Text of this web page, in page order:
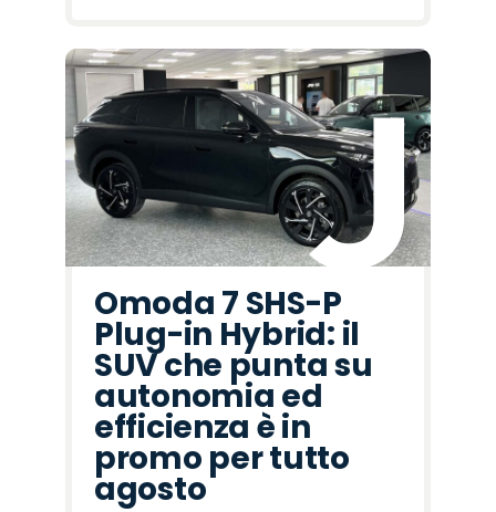
Omoda 7 SHS-P
Plug-in Hybrid: il
SUV che punta su
autonomia ed
efficienza è in
promo per tutto
agosto